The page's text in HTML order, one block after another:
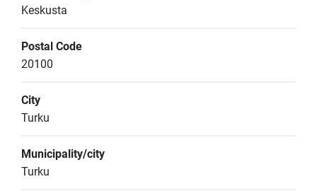
Keskusta
Postal Code
20100
City
Turku
Municipality/city
Turku